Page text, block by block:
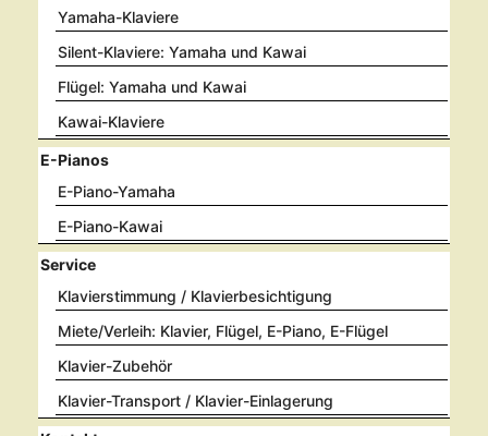
Yamaha-Klaviere
Silent-Klaviere: Yamaha und Kawai
Flügel: Yamaha und Kawai
Kawai-Klaviere
E-Pianos
E-Piano-Yamaha
E-Piano-Kawai
Service
Klavierstimmung / Klavierbesichtigung
Miete/Verleih: Klavier, Flügel, E-Piano, E-Flügel
Klavier-Zubehör
Klavier-Transport / Klavier-Einlagerung